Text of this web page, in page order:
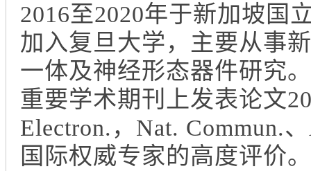
2016至2020年于新加坡国
加入复旦大学，主要从事
一体及神经形态器件研究
重要学术期刊上发表论文
Electron.，Nat. Commun.
国际权威专家的高度评价